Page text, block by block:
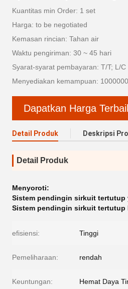
Kuantitas min Order: 1 set
Harga: to be negotiated
Kemasan rincian: Tahan air
Waktu pengiriman: 30 ~ 45 hari
Syarat-syarat pembayaran: T/T; L/C
Menyediakan kemampuan:
Dapatkan Harga
Detail Produk Deskripsi
Detail Produk
Menyoroti:
Sistem pendingin sirkuit tertutup
Sistem pendingin sirkuit tertutup
efisiensi: Tinggi
Pemeliharaan: rendah
Keuntungan: Hemat Daya